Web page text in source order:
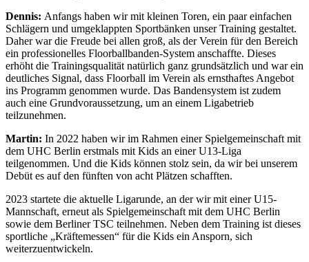
Dennis: Anfangs haben wir mit kleinen Toren, ein paar einfachen
Schlägern und umgeklappten Sportbänken unser Training gestaltet.
Daher war die Freude bei allen groß, als der Verein für den Bereich
ein professionelles Floorballbanden-System anschaffte. Dieses
erhöht die Trainingsqualität natürlich ganz grundsätzlich und war ein
deutliches Signal, dass Floorball im Verein als ernsthaftes Angebot
ins Programm genommen wurde. Das Bandensystem ist zudem
auch eine Grundvoraussetzung, um an einem Ligabetrieb
teilzunehmen.
Martin: In 2022 haben wir im Rahmen einer Spielgemeinschaft mit
dem UHC Berlin erstmals mit Kids an einer U13-Liga
teilgenommen. Und die Kids können stolz sein, da wir bei unserem
Debüt es auf den fünften von acht Plätzen schafften.
2023 startete die aktuelle Ligarunde, an der wir mit einer U15-
Mannschaft, erneut als Spielgemeinschaft mit dem UHC Berlin
sowie dem Berliner TSC teilnehmen. Neben dem Training ist dieses
sportliche „Kräftemessen“ für die Kids ein Ansporn, sich
weiterzuentwickeln.